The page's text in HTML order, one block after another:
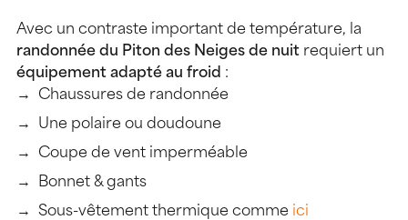
Avec un contraste important de température, la
randonnée du Piton des Neiges de nuit requiert un
équipement adapté au froid :
Chaussures de randonnée
Une polaire ou doudoune
Coupe de vent imperméable
Bonnet & gants
Sous-vêtement thermique comme ici